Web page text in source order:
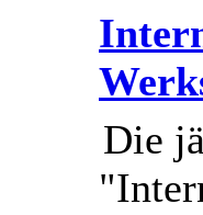
Die